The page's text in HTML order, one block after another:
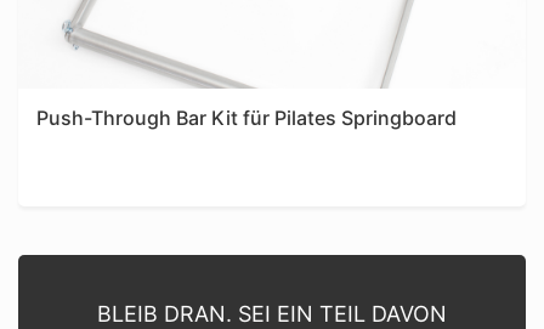
Push-Through Bar Kit für Pilates Springboard
BLEIB DRAN. SEI EIN TEIL DAVON